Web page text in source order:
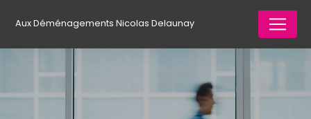
Aux Déménagements Nicolas Delaunay